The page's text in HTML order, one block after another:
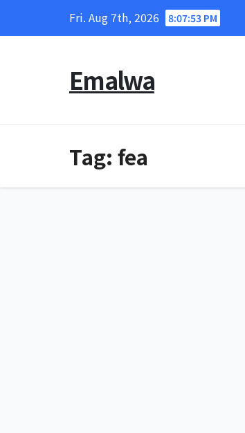
Fri. Aug 7th, 2026 8:07:53 PM
Emalwa
Tag: fea